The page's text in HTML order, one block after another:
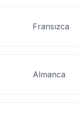
Fransızca
Almanca